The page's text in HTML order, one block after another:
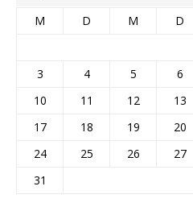
M D M D
3
4 5 6
10
11 12 13
17
18 19 20
24
25 26 27
31